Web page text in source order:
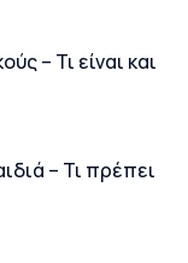
– Τι είναι και
– Τι πρέπει